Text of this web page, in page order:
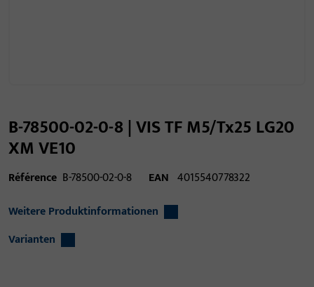
B-78500-02-0-8 | VIS TF M5/Tx25 LG20
XM VE10
Référence B-78500-02-0-8 EAN 4015540778322
Weitere Produktinformationen
Varianten